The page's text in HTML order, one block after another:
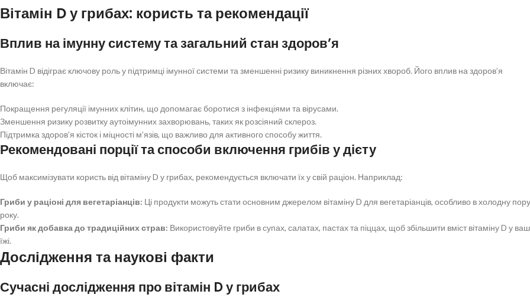
Вітамін D у грибах: користь та рекомендації
Вплив на імунну систему та загальний стан здоров’я
Вітамін D відіграє ключову роль у підтримці імунної системи та зменшенні ризику виникнення різних хвороб. Його вплив на здоров’я
включає:
Покращення регуляції імунних клітин, що допомагає боротися з інфекціями та вірусами.
Зменшення ризику розвитку аутоімунних захворювань, таких як розсіяний склероз.
Підтримка здоров’я кісток і міцності м’язів, що важливо для активного способу життя.
Рекомендовані порції та способи включення грибів у дієту
Щоб максимізувати користь від вітаміну D у грибах, рекомендується включати їх у свій раціон. Наприклад:
Гриби у раціоні для вегетаріанців: Ці продукти можуть стати основним джерелом вітаміну D для вегетаріанців, особливо в холодну пору
року.
Гриби як добавка до традиційних страв: Використовуйте гриби в супах, салатах, пастах та піццах, щоб збільшити вміст вітаміну D у
їжі.
Дослідження та наукові факти
Сучасні дослідження про вітамін D у грибах